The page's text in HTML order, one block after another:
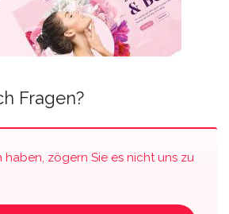
Fragen?
haben, zögern Sie es nicht uns zu